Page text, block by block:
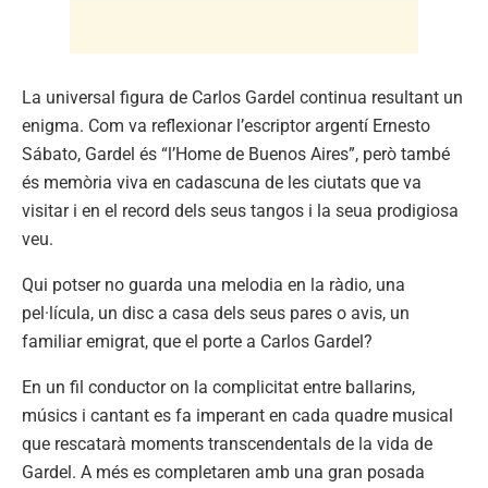
La universal figura de Carlos Gardel continua resultant un
enigma. Com va reflexionar l’escriptor argentí Ernesto
Sábato, Gardel és “l’Home de Buenos Aires”, però també
és memòria viva en cadascuna de les ciutats que va
visitar i en el record dels seus tangos i la seua prodigiosa
veu.
Qui potser no guarda una melodia en la ràdio, una
pel·lícula, un disc a casa dels seus pares o avis, un
familiar emigrat, que el porte a Carlos Gardel?
En un fil conductor on la complicitat entre ballarins,
músics i cantant es fa imperant en cada quadre musical
que rescatarà moments transcendentals de la vida de
Gardel. A més es completaren amb una gran posada